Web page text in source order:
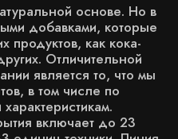
основе. Но в
добавками, которые
продуктов, как кока-
Отличительной
является то, что мы
в том числе по
включает до 23